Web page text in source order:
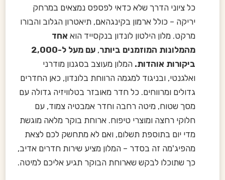
כל ציוני הדרך שלא כדאי לפספס נמצאים במרחק
יריקה – כולל ארמון בקינגהאם, תיאטרון הגלוב והבורו
מרקט. מלון הילטון לונדון בנקסייד הוא אחד
מהמלונות המוזמנים ביותר,
עם מעל ל-2,000
ביקורות אוהדות. המלון מעוצב בסגנון מודרני
ואלגנטי, ובניגוד למגמה הרווחת בלונדון, כאן החדרים
גדולים ומרווחים. כל חדר מאובזר בטלוויזיה גדולה עם
מסך שטוח, מיטה רחבה וחדר אמבטיה צמוד, עם
חלוקי רחצה ומוצרי טיפוח. ארוחת בוקר מלאה מוגשת
מדי יום בתוספת תשלום, ואם לא מתחשק לכם לצאת
מהפיג'מה זה בסדר – המלון מציע שירות חדרים אדיב,
כך שתוכלו לבקש שארוחת הבוקר תגיע אליכם למיטה.